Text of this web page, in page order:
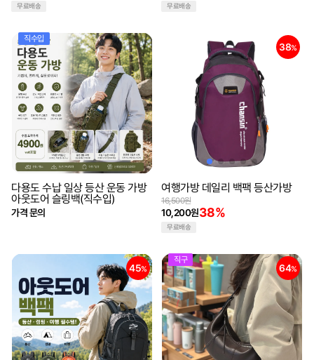
무료배송 무료배송
직수입
다용도 수납 일상 등산 운동 가방
아웃도어 슬링백(직수입)
가격 문의
38%
여행가방 데일리 백팩 등산가방
10,200원38%
16,500원
무료배송
45%
직구
64%